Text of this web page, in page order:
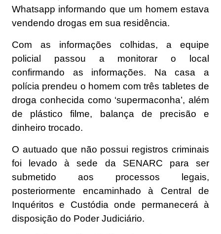
Whatsapp informando que um homem estava
vendendo drogas em sua residência.
Com as informações colhidas, a equipe
policial passou a monitorar o local
confirmando as informações. Na casa a
polícia prendeu o homem com três tabletes de
droga conhecida como ‘supermaconha’, além
de plástico filme, balança de precisão e
dinheiro trocado.
O autuado que não possui registros criminais
foi levado à sede da SENARC para ser
submetido aos processos legais,
posteriormente encaminhado à Central de
Inquéritos e Custódia onde permanecerá à
disposição do Poder Judiciário.